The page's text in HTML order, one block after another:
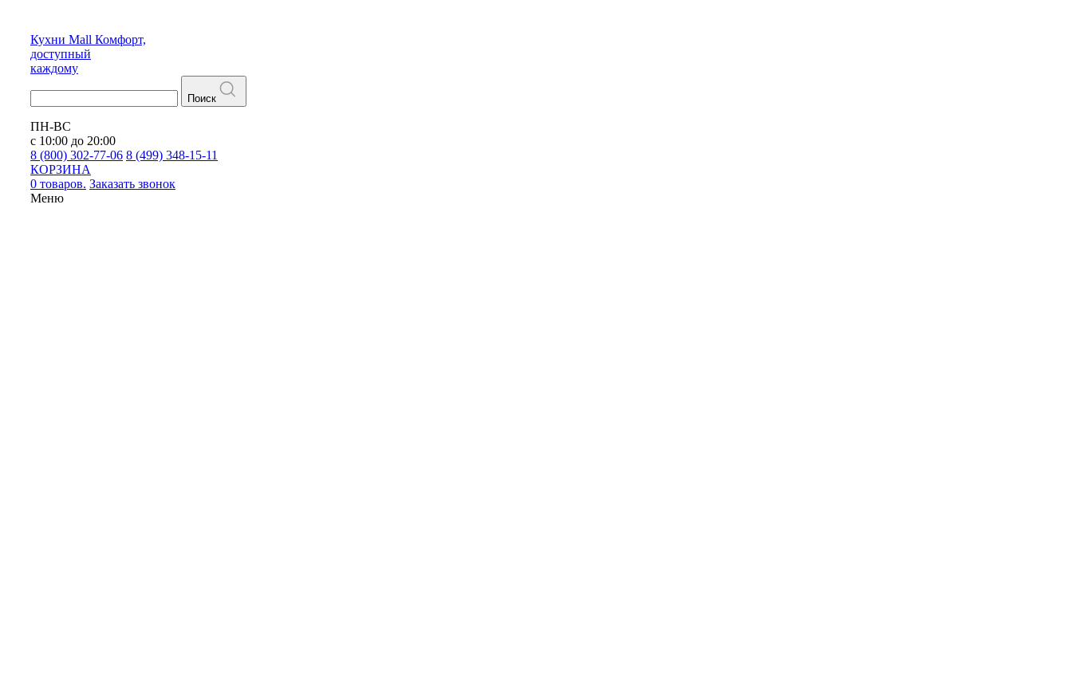
Кухни Mall Комфорт,
доступный
каждому
Поиск
ПН-ВС
с 10:00 до 20:00
8 (800) 302-77-06 8 (499) 348-15-11
КОРЗИНА
0 товаров. Заказать звонок
Меню